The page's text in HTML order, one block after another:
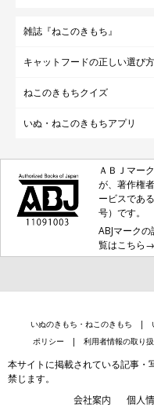
雑誌『ねこのきもち』
キャットフードの正しい選び方
ねこのきもちクイズ
いぬ・ねこのきもちアプリ
ＡＢＪマー
が、著作権
ービスであ
号）です。
ABJマーク
覧はこちら→
いぬのきもち・ねこのきもち
ポリシー
利用者情報の取り
本サイトに掲載されている記事・
禁じます。
会社案内 個人